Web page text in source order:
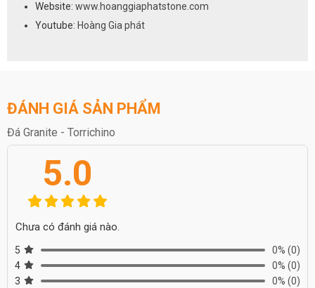
Bề mặt đánh bóng được khách hàng ưa chuộng nhất, ngoài ra, còn
có các bề mặt hoàn thiện như honed, brush, leather.
Website: www.hoanggiaphatstone.com
Youtube: Hoàng Gia phát
ĐÁNH GIÁ SẢN PHẨM
Đá Granite - Torrichino
5.0
Chưa có đánh giá nào.
5 0% (0)
4
0% (0)
3
0% (0)